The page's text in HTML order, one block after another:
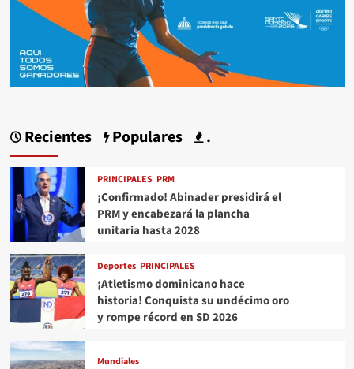
Recientes Populares .
PRINCIPALES PRM
¡Confirmado! Abinader presidirá el
PRM y encabezará la plancha
unitaria hasta 2028
Deportes PRINCIPALES
¡Atletismo dominicano hace
historia! Conquista su undécimo oro
y rompe récord en SD 2026
Mundiales